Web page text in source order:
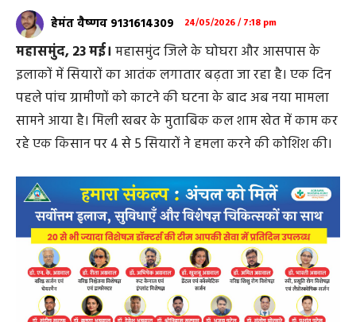
हेमंत वैष्णव 9131614309 24/05/2026 / 7:18 pm
महासमुंद, 23 मई। महासमुंद जिले के घोघरा और आसपास के
इलाकों में सियारों का आतंक लगातार बढ़ता जा रहा है। एक दिन
पहले पांच ग्रामीणों को काटने की घटना के बाद अब नया मामला
सामने आया है। मिली खबर के मुताबिक कल शाम खेत में काम कर
रहे एक किसान पर 4 से 5 सियारों ने हमला करने की कोशिश की।